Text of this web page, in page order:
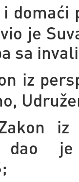
i
je
sa
iz
iz
dao